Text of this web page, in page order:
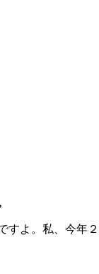
。私、今年